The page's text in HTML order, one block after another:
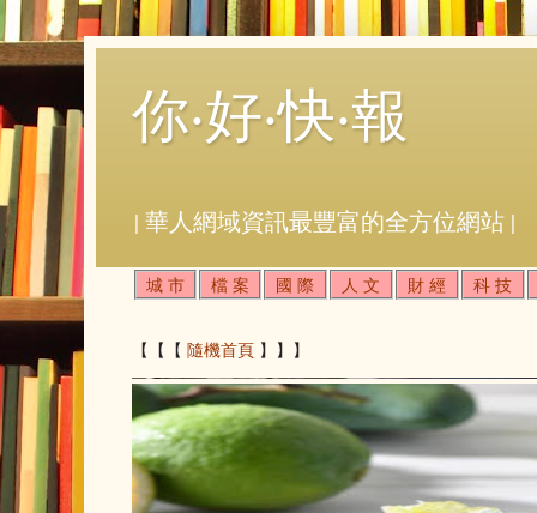
你‧好‧快‧報
| 華人網域資訊最豐富的全方位網站 |
城 市 檔 案 國 際 人 文 財 經 科 技
【【【 隨機首頁 】】】